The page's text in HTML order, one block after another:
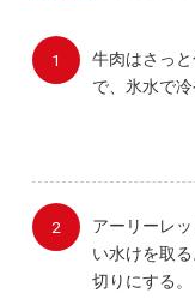
牛肉はさっ
で、氷水で冷
アーリーレ
い水けを取
切りにする。